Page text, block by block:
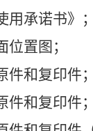
用承诺书》
位置图；
件和复印件
件和复印件